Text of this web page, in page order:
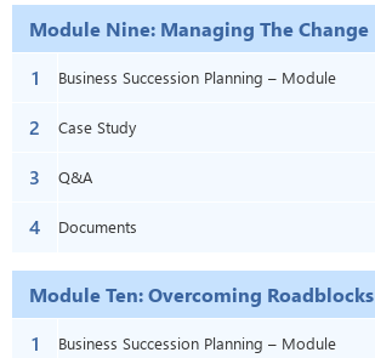
Module Nine: Managing The Change
1
Business Succession Planning – Module
Nine: Managing The Change
2 Case Study
3 Q&A
4 Documents
Module Ten: Overcoming Roadblocks
1
Business Succession Planning – Module